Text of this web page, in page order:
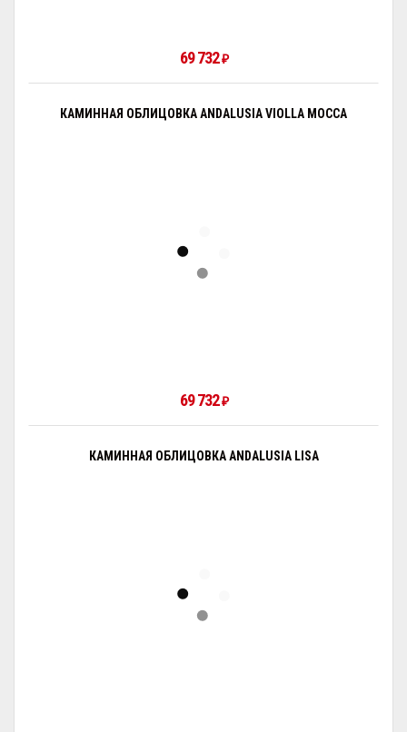
69 732₽
КАМИННАЯ ОБЛИЦОВКА ANDALUSIA VIOLLA MOCCA
69 732₽
КАМИННАЯ ОБЛИЦОВКА ANDALUSIA LISA